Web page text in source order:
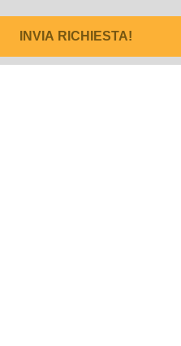
INVIA RICHIESTA!